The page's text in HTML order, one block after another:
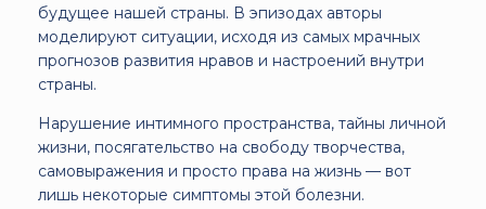
будущее нашей страны. В эпизодах авторы
моделируют ситуации, исходя из самых мрачных
прогнозов развития нравов и настроений внутри
страны.
Нарушение интимного пространства, тайны личной
жизни, посягательство на свободу творчества,
самовыражения и просто права на жизнь — вот
лишь некоторые симптомы этой болезни.